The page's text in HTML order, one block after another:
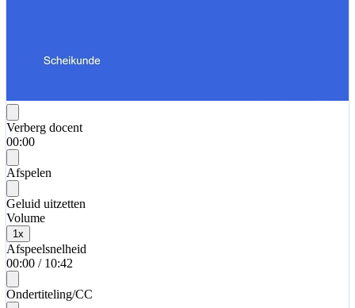
Verberg docent
00:00
Afspelen
Geluid uitzetten
Volume
1x
Afspeelsnelheid
00:00 / 10:42
Ondertiteling/CC